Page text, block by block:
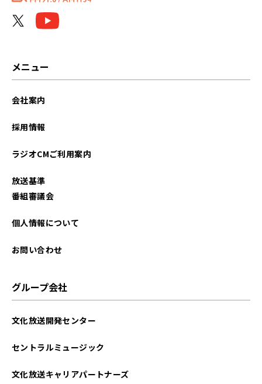
2025年08月
2025年05月
メニュー
会社案内
採用情報
ラジオCMご利用案内
放送基準
番組審議会
個人情報について
お問い合わせ
グループ会社
文化放送開発センター
セントラルミュージック
文化放送キャリアパートナーズ